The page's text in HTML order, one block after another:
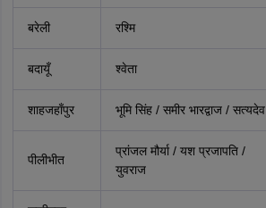
बरेली रश्मि
बदायूँ श्वेता
शाहजहाँपुर भूमि सिंह / समीर भारद्वाज / सत्यदेव
पीलीभीत
प्रांजल मौर्या / यश प्रजापति /
युवराज